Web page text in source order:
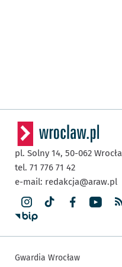
pl. Solny 14, 50-062
tel. 71 776 71 42
e-mail: redakcja@araw.pl
Gwardia Wrocław